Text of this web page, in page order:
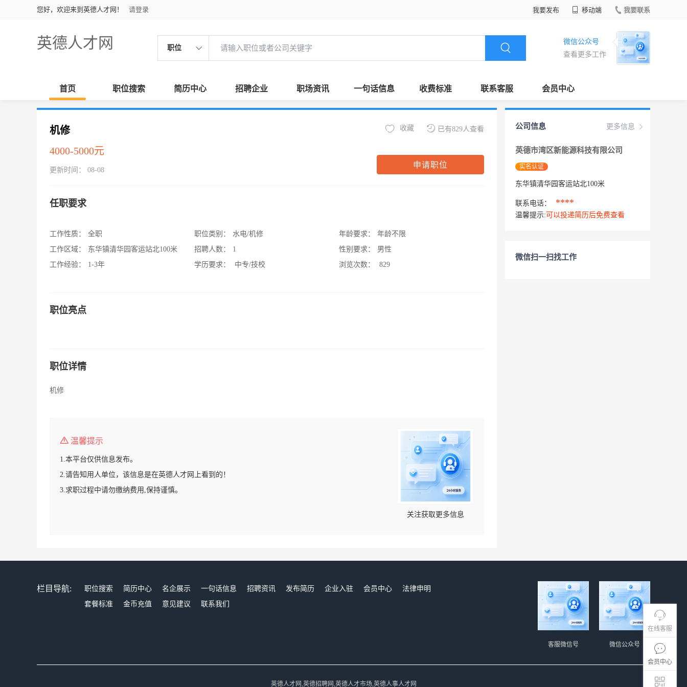
您好，欢迎来到英德人才网！ 请登录 我要发布 移动端 我要联系
英德人才网 职位
微信公众号
查看更多工作
首页 职位搜索 简历中心 招聘企业 职场资讯 一句话信息 收费标准 联系客服 会员中心
在线客服
会员中心
机修
4000-5000元
更新时间： 08-08
已有829人查看
收藏
申请职位
任职要求
工作性质：
全职
工作区域：
东华镇清华园客运站北100米
工作经验：
1-3年
职位类别：
水电/机修
招聘人数：
1
学历要求：
中专/技校
年龄要求：
年龄不限
性别要求：
男性
浏览次数：
829
职位亮点
职位详情
机修
温馨提示
1.本平台仅供信息发布。
2.请告知用人单位，该信息是在英德人才网上看到的！
3.求职过程中请勿缴纳费用,保持谨慎。
关注获取更多信息
更多信息
公司信息
英德市湾区新能源科技有限公司
实名认证
东华镇清华园客运站北100米
联系电话： ****
温馨提示: 可以投递简历后免费查看
微信扫一扫找工作
栏目导航: 职位搜索 简历中心 名企展示 一句话信息 招聘资讯 发布简历 企业入驻 会员中心
法律申明
套餐标准
金币充值 意见建议 联系我们
微信公众号
客服微信号
英德人才网,英德招聘网,英德人才市场,英德人事人才网